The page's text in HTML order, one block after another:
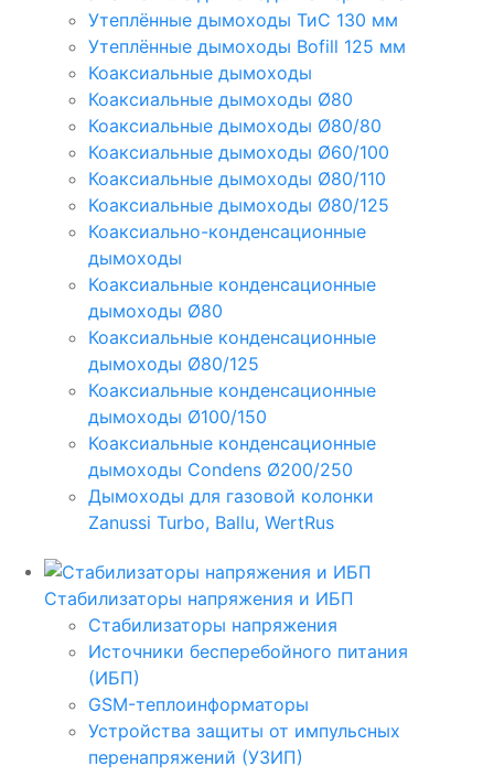
Утеплённые дымоходы ТиС 130 мм
Утеплённые дымоходы Bofill 125 мм
Коаксиальные дымоходы
Коаксиальные дымоходы Ø80
Коаксиальные дымоходы Ø80/80
Коаксиальные дымоходы Ø60/100
Коаксиальные дымоходы Ø80/110
Коаксиальные дымоходы Ø80/125
Коаксиально-конденсационные
дымоходы
Коаксиальные конденсационные
дымоходы Ø80
Коаксиальные конденсационные
дымоходы Ø80/125
Коаксиальные конденсационные
дымоходы Ø100/150
Коаксиальные конденсационные
дымоходы Condens Ø200/250
Дымоходы для газовой колонки
Zanussi Turbo, Ballu, WertRus
Стабилизаторы напряжения и ИБП
Стабилизаторы напряжения
Источники бесперебойного питания
(ИБП)
GSM-теплоинформаторы
Устройства защиты от импульсных
перенапряжений (УЗИП)